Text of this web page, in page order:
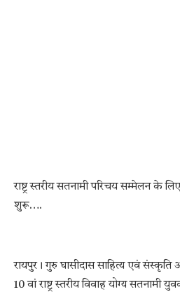
राष्ट्र स्तरीय सतनामी परिचय सम्मेलन के
शुरू….
रायपुर। गुरु घासीदास साहित्य एवं
10 वां राष्ट्र स्तरीय विवाह योग्य